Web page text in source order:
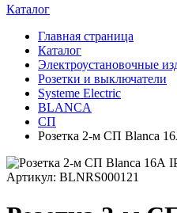
Каталог
Главная страница
Каталог
Электроустановочные
Розетки и выключатели
Systeme Electric
BLANCA
СП
Розетка 2-м СП Blanca
Артикул: BLNRS000121